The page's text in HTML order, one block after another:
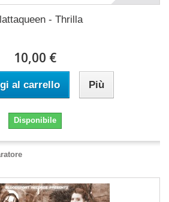
- Thrilla
10,00 €
al carrello Più
Disponibile